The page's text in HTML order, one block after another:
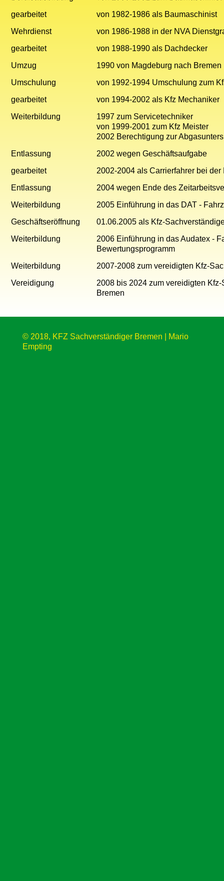
gearbeitet
von 1982-1986 als Baumaschinist
Wehrdienst
von 1986-1988 in der NVA
gearbeitet
von 1988-1990 als Dachdecker
Umzug
1990 von Magdeburg nach Bremen
Umschulung
von 1992-1994 Umschulung zum
gearbeitet
von 1994-2002 als Kfz Mechaniker
Weiterbildung
1997 zum Servicetechniker
von 1999-2001 zum Kfz Meister
2002 Berechtigung zur
Entlassung
2002 wegen Geschäftsaufgabe
gearbeitet
2002-2004 als Carrierfahrer bei
Entlassung
2004 wegen Ende des
Weiterbildung
2005 Einführung in das DAT -
Geschäftseröffnung
01.06.2005 als Kfz-
Weiterbildung
2006 Einführung in das Audatex -
Bewertungsprogramm
Weiterbildung
2007-2008 zum vereidigten Kfz-
Vereidigung
2008 bis 2024 zum vereidigten
Bremen
© 2018, KFZ Sachverständiger Bremen | Mario
Empting